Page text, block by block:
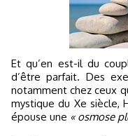
Et qu’en est-il du couple chez les musulmans ? C’est loin
d’être parfait. Des
notamment chez ceux
mystique du Xe siècle,
épouse une « osmose